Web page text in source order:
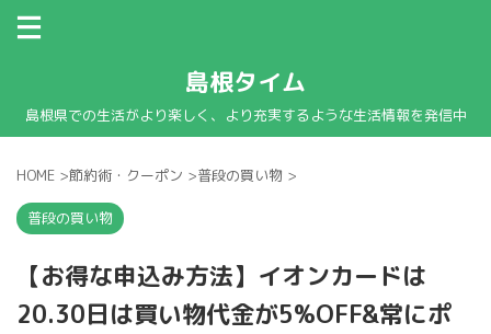
島根タイム
島根県での生活がより楽しく、より充実するような生活情報を発信中
HOME >節約術・クーポン >普段の買い物 >
普段の買い物
【お得な申込み方法】イオンカードは
20.30日は買い物代金が5%OFF&常にポ